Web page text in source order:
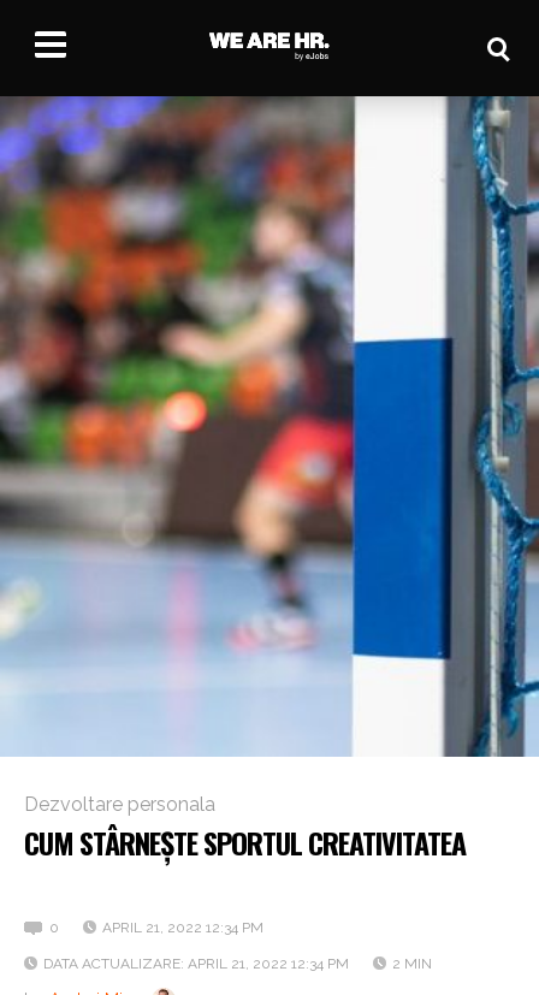
Dezvoltare personala
CUM STÂRNEȘTE SPORTUL CREATIVITATEA
0 APRIL 21, 2022 12:34 PM
DATA ACTUALIZARE: APRIL 21, 2022 12:34 PM 2 MIN